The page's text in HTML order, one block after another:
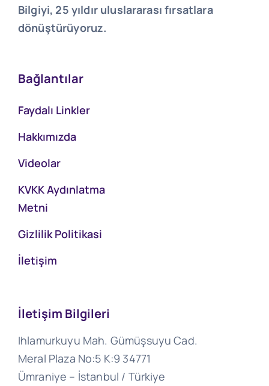
Bilgiyi, 25 yıldır uluslararası fırsatlara
dönüştürüyoruz.
Bağlantılar
Faydalı Linkler
Hakkımızda
Videolar
KVKK Aydınlatma
Metni
Gizlilik Politikasi
İletişim
İletişim Bilgileri
Ihlamurkuyu Mah. Gümüşsuyu Cad.
Meral Plaza No:5 K:9 34771
Ümraniye – İstanbul / Türkiye